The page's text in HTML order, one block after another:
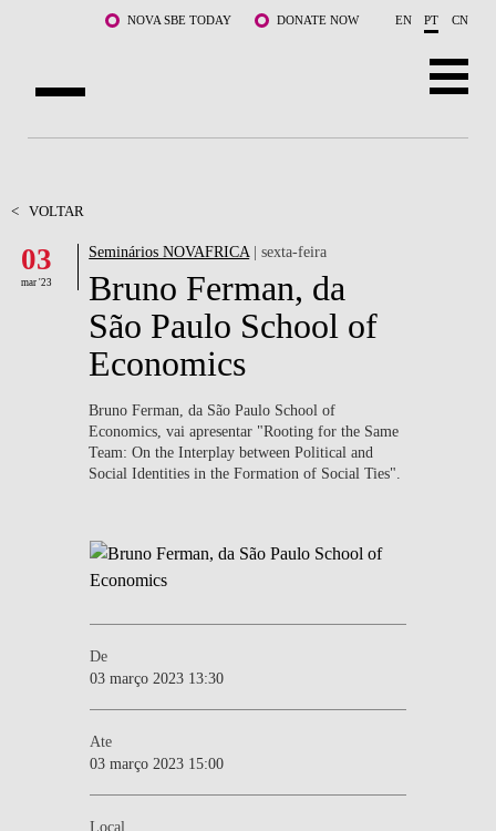
Saltar para o conteúdo principalNOVA SBE TODAY DONATE NOW EN PT CN
DOCENTES E INVESTIGAÇÃO
COMUNIDADE
LIFE AT NOVA SBE
WHAT'S HAPPENING
< VOLTAR
03
mar '23
Seminários NOVAFRICA| sexta-feira
Bruno Ferman, da
São Paulo School of
Economics
Bruno Ferman, da São Paulo School of
Economics, vai apresentar "Rooting for the Same
Team: On the Interplay between Political and
Social Identities in the Formation of Social Ties".
De
03 março 2023 13:30
Ate
03 março 2023 15:00
Local